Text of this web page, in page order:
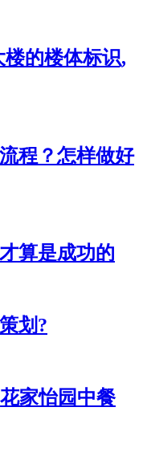
的楼体标识,
程？怎样做好
算是成功的
划?
家怡园中餐